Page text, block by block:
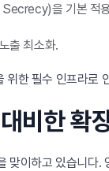
을 기본 적
출 최소화.
한 필수 인프라
비한 확
맞이하고 있습니